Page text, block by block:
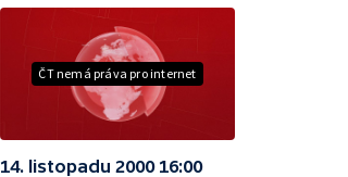
ČT nemá práva pro internet
14. listopadu 2000 16:00